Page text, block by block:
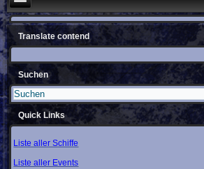
Translate contend
Suchen
Quick Links
Liste aller Schiffe
Liste aller Events